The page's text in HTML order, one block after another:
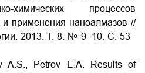
химических процессов
и применения наноалмазов //
2013. Т. 8. № 9–10. С. 53–
A.S., Petrov E.A. Results of